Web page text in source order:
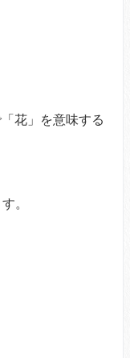
花」を意味する
。